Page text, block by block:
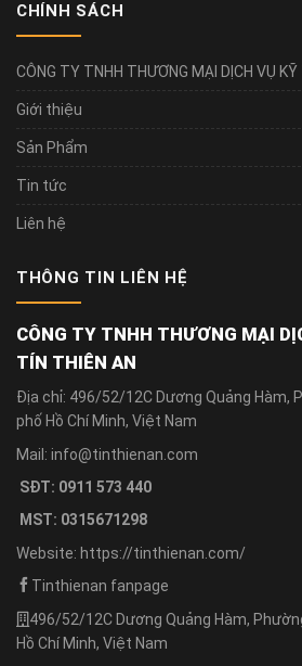
CHÍNH SÁCH
CÔNG TY TNHH THƯƠNG MẠI DỊCH VỤ
Giới thiệu
Sản Phẩm
Tin tức
Liên hệ
THÔNG TIN LIÊN HỆ
CÔNG TY TNHH THƯƠNG MẠI
TÍN THIÊN AN
Địa chỉ: 496/52/12C Dương Quảng Hàm,
phố Hồ Chí Minh, Việt Nam
Mail: info@tinthienan.com
SĐT: 0911 573 440
MST: 0315671298
Website: https://tinthienan.com/
Tinthienan fanpage
496/52/12C Dương Quảng Hàm,
Hồ Chí Minh, Việt Nam